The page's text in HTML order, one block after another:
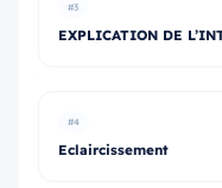
#3
EXPLICATION DE
#4
Eclaircissement